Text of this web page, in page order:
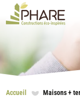
Accueil Maisons +